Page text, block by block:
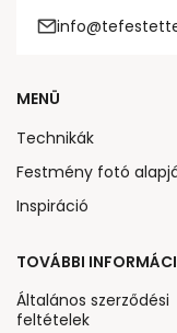
MENÜ
Technikák
Festmény fotó
Inspiráció
TOVÁBBI
Általános szerződési
feltételek